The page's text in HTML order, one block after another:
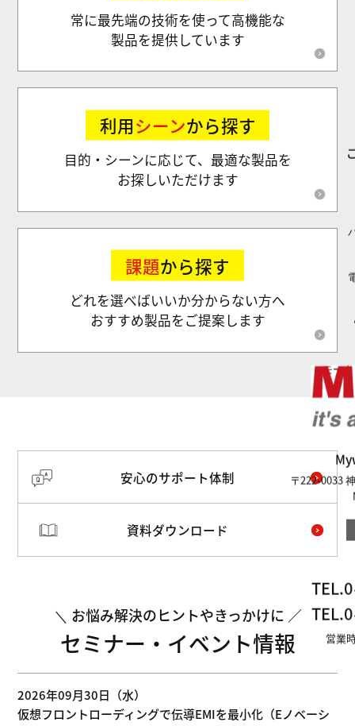
モー
〒222-0033
TEL.
TEL.
営業
常に最先端の技術を使って高機能な
製品を提供しています
利用シーンから探す
目的・シーンに応じて、最適な製品を
お探しいただけます
課題から探す
どれを選べばいいか分からない方へ
おすすめ製品をご提案します
安心のサポート体制
資料ダウンロード
お悩み解決のヒントやきっかけに
セミナー・イベント情報
2026年09月30日（水）
仮想フロントローディングで伝導EMIを最小化（Eノベーシ